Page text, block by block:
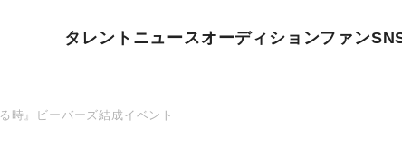
タレント ニュースオーディションファン
』ビーバーズ結成イベント